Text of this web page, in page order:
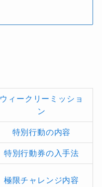
ウィークリーミッショ
ン
特別行動の内容
特別行動券の入手法
極限チャレンジ内容